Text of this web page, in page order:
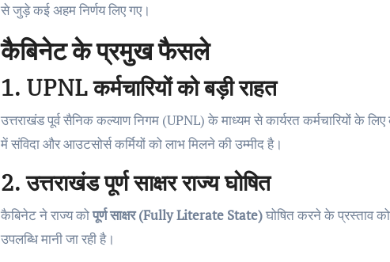
से जुड़े कई अहम निर्णय लिए गए।
कैबिनेट के प्रमुख फैसले
1. UPNL कर्मचारियों को बड़ी राहत
उत्तराखंड पूर्व सैनिक कल्याण निगम (UPNL) के माध्यम से कार्यरत कर्मचारियों के
में संविदा और आउटसोर्स कर्मियों को लाभ मिलने की उम्मीद है।
2. उत्तराखंड पूर्ण साक्षर राज्य घोषित
कैबिनेट ने राज्य कोपूर्ण साक्षर (Fully Literate State)घोषित करने के प्रस्ताव को
उपलब्धि मानी जा रही है।